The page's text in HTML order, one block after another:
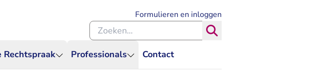
Rechtspraak Professionals Contact
Formulieren en inloggen
Zoeken binnen de Rechtspraak